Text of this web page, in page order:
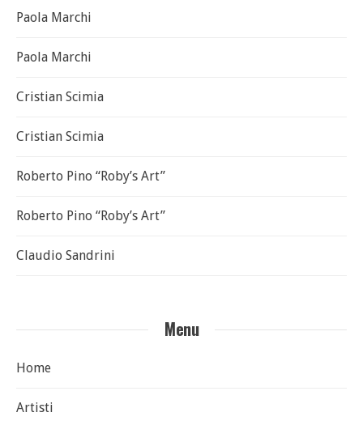
Paola Marchi
Paola Marchi
Cristian Scimia
Cristian Scimia
Roberto Pino “Roby’s Art”
Roberto Pino “Roby’s Art”
Claudio Sandrini
Menu
Home
Artisti